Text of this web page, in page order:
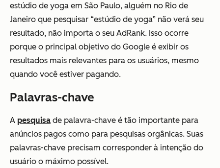
estúdio de yoga em São Paulo, alguém no Rio de
Janeiro que pesquisar “estúdio de yoga” não verá seu
resultado, não importa o seu AdRank. Isso ocorre
porque o principal objetivo do Google é exibir os
resultados mais relevantes para os usuários, mesmo
quando você estiver pagando.
Palavras-chave
A pesquisa de palavra-chave é tão importante para
anúncios pagos como para pesquisas orgânicas. Suas
palavras-chave precisam corresponder à intenção do
usuário o máximo possível.